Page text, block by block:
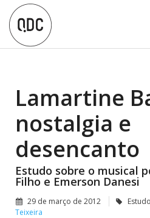
Lamartine
nostalgia e
desencanto
Estudo sobre o musical
Filho e Emerson Danesi
29 de março de 2012
Teixeira